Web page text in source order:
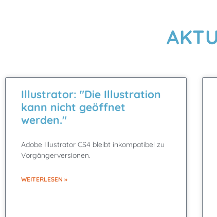
Illustrator: "Die Illustration
kann nicht geöffnet
werden."
Adobe Illustrator CS4 bleibt inkompatibel zu
Vorgängerversionen.
WEITERLESEN »